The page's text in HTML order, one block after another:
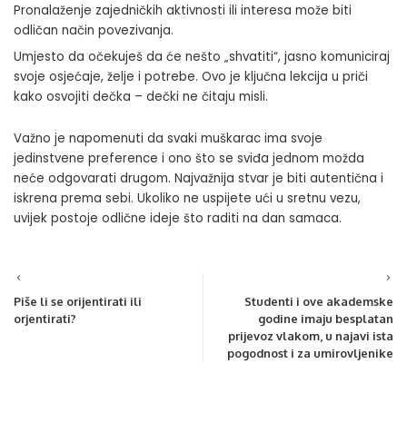
Pronalaženje zajedničkih aktivnosti ili interesa može biti
odličan način povezivanja.
Umjesto da očekuješ da će nešto „shvatiti“, jasno komuniciraj
svoje osjećaje, želje i potrebe. Ovo je ključna lekcija u priči
kako osvojiti dečka – dečki ne čitaju misli.
Važno je napomenuti da svaki muškarac ima svoje
jedinstvene preference i ono što se sviđa jednom možda
neće odgovarati drugom. Najvažnija stvar je biti autentična i
iskrena prema sebi. Ukoliko ne uspijete ući u sretnu vezu,
uvijek postoje odlične ideje što raditi na dan samaca.
Piše li se orijentirati ili
orjentirati?
Studenti i ove akademske
godine imaju besplatan
prijevoz vlakom, u najavi ista
pogodnost i za umirovljenike